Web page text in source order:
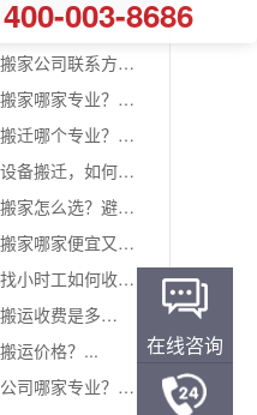
家公司联系方
家哪家专业？选
迁哪个专业？看
备搬迁，如何选
家怎么选？避开
家哪家便宜又靠
小时工如何收
运收费是多
运价格？...
司哪家专业？四
400-003-8686
在线咨询